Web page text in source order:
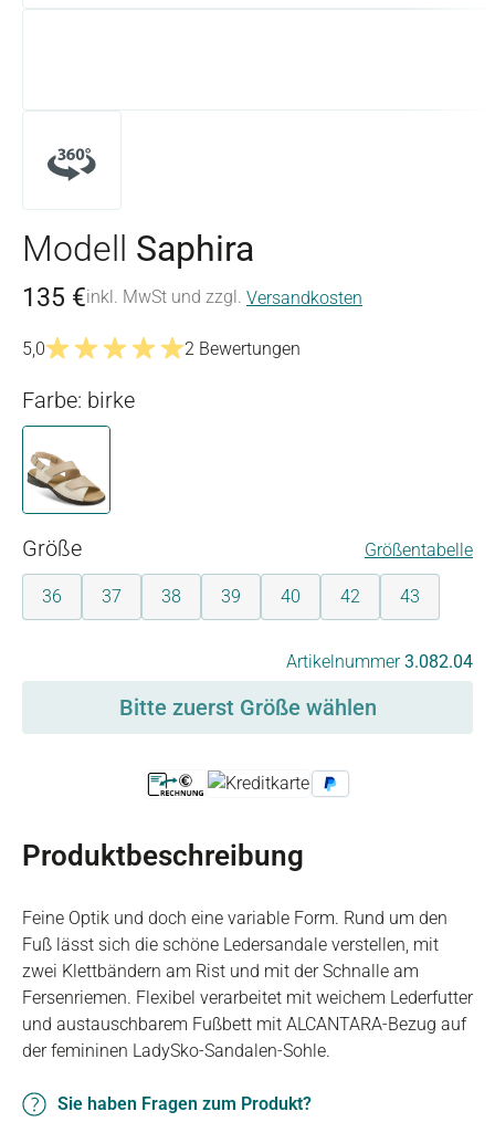
Modell Saphira
135 €inkl. MwSt und zzgl. Versandkosten
5,0
2 Bewertungen
Farbe: birke
birke
Größeauswählen Größentabelle
36 37 38 39 40 42 43
Artikelnummer3.082.04
Bitte zuerst Größe wählen
Produktbeschreibung
Feine Optik und doch eine variable Form. Rund um den
Fuß lässt sich die schöne Ledersandale verstellen, mit
zwei Klettbändern am Rist und mit der Schnalle am
Fersenriemen. Flexibel verarbeitet mit weichem Lederfutter
und austauschbarem Fußbett mit ALCANTARA-Bezug auf
der femininen LadySko-Sandalen-Sohle.
Sie haben Fragen zum Produkt?